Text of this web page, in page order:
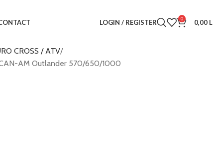
LOGIN / REGISTER 0 0,00
CROSS / ATV
AM Outlander 570/650/1000